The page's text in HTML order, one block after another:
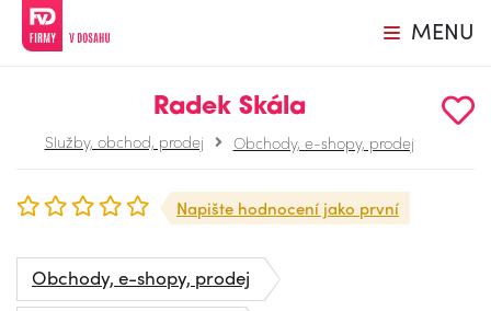
MENU
Radek Skála
Služby, obchod, prodej Obchody, e-shopy, prodej
Napište hodnocení jako první
Obchody, e-shopy, prodej